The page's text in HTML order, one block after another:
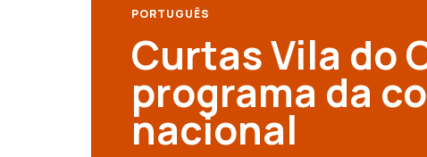
PORTUGUÊS
Curtas Vila do
programa da
nacional